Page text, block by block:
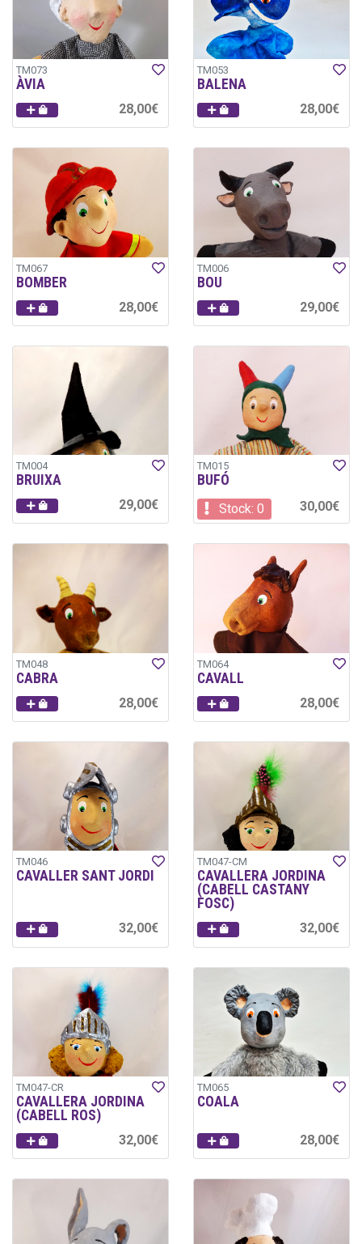
TM073
ÀVIA
28,00€
TM053
BALENA
28,00€
TM067
BOMBER
28,00€
TM006
BOU
29,00€
TM004
BRUIXA
29,00€
TM015
BUFÓ
Stock: 0 30,00€
TM048
CABRA
28,00€
TM064
CAVALL
28,00€
TM046
CAVALLER SANT JORDI
32,00€
TM047-CM
CAVALLERA JORDINA
(CABELL CASTANY
FOSC)
32,00€
TM047-CR
CAVALLERA JORDINA
(CABELL ROS)
32,00€
TM065
COALA
28,00€